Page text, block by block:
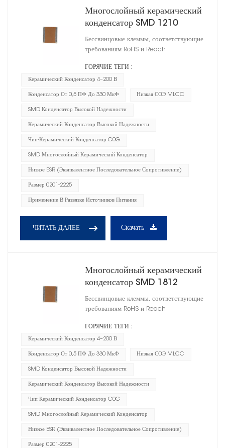
Многослойный керамический
конденсатор SMD 1210
Бессвинцовые клеммы, соответствующие
требованиям RoHS и Reach
ГОРЯЧИЕ ТЕГИ :
Керамический Конденсатор 4–200 В
Конденсатор От 0,5 ПФ До 330 МкФ Низкая СОЭ MLCC
SMD Конденсатор Высокой Надежности
Керамический Конденсатор Высокой Надежности
Чип-Керамический Конденсатор C0G
SMD Многослойный Керамический Конденсатор
Низкое ESR (эквивалентное Последовательное Сопротивление)
Размер 0201-2225
Применение В Развязке Источников Питания
ЧИТАТЬ ДАЛЕЕ Скачать
Многослойный керамический
конденсатор SMD 1812
Бессвинцовые клеммы, соответствующие
требованиям RoHS и Reach
ГОРЯЧИЕ ТЕГИ :
Керамический Конденсатор 4–200 В
Конденсатор От 0,5 ПФ До 330 МкФ Низкая СОЭ MLCC
SMD Конденсатор Высокой Надежности
Керамический Конденсатор Высокой Надежности
Чип-Керамический Конденсатор C0G
SMD Многослойный Керамический Конденсатор
Низкое ESR (эквивалентное Последовательное Сопротивление)
Размер 0201-2225